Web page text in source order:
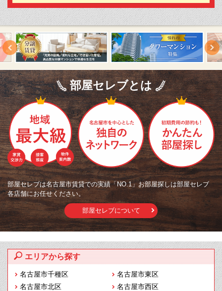
部屋セレブとは
部屋セレブは名古屋市賃貸での実績「NO.1」お部屋探しは部屋セレブ
各店舗にお任せください。
部屋セレブについて
エリアから探す
名古屋市千種区
名古屋市東区
名古屋市北区
名古屋市西区